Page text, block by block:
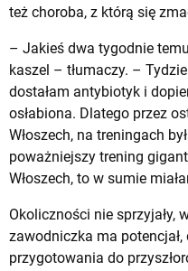
też choroba, z którą się
– Jakieś dwa tygodnie
kaszel – tłumaczy. –
dostałam antybiotyk i
osłabiona. Dlatego przez
Włoszech, na treningach
poważniejszy trening
Włoszech, to w sumie
Okoliczności nie sprzyjały,
zawodniczka ma
przygotowania do